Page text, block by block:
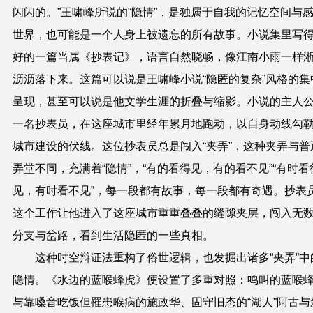
闪闪的。”王啸峰所说的“隐情”，是独属于自我的记忆空间与
世界，也可能是一个人身上被遗忘的所有故事。小说集里写
好的一篇当属《抄表记》，语言自然晓畅，像江南小雨一样
沥沥落下来。这篇可以说是王啸峰小说“隐匿的复杂”风格的集
呈现，甚至可以说是他文学生涯的折叠与缩影。小说的主人
一名抄表员，在这座城市里经年累月地跑动，以自身动线勾
城市建设的伏线。这位抄表员总是闯入“夹弄”，这种夹弄与普
弄堂不同，充满着“隐情”，“有的看得见，有的看不见”“有时看
见，有时看不见”，每一段都有故事，每一段都有奇遇。抄表
这个工作让他进入了这座城市重重叠叠的缝隙夹层，闯入无
分支与岔路，看到生活隐匿的一些真相。
这种时空辩证法重构了俗世逻辑，也发掘出诸多“夹弄”中
隐情。《水边的蓝喉蜂虎》便设置了多重对照：鸣叫的蓝喉
与靠嗓音吃饭但罹患喉病的施政华、固守旧态的“湖人”阿古与